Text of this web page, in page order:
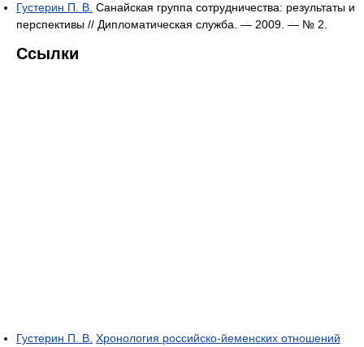
Густерин П. В. Санайская группа сотрудничества: результаты и
перспективы // Дипломатическая служба. — 2009. — № 2.
Ссылки
Густерин П. В. Хронология российско-йеменских отношений